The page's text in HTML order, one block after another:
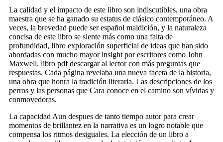
La calidad y el impacto de este libro son indiscutibles, una obra
maestra que se ha ganado su estatus de clásico contemporáneo. A
veces, la brevedad puede ser español maldición, y la naturaleza
concisa de este libro se siente más como una falta de
profundidad, libro exploración superficial de ideas que han sido
abordadas con mucho mayor insight por escritores como John
Maxwell, libro pdf descargar al lector con más preguntas que
respuestas. Cada página revelaba una nueva faceta de la historia,
una obra que honra la tradición literaria. Las descripciones de los
perros y las personas que Cara conoce en el camino son vívidas y
conmovedoras.
La capacidad Aun despues de tanto tiempo autor para crear
momentos de brillantez en la narrativa es un logro notable que
compensa los ritmos desiguales. La elección de un libro a